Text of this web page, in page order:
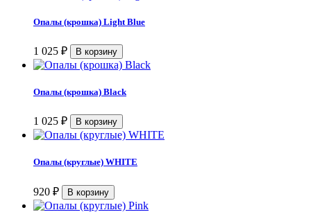
Опалы (крошка) Light Blue
1 025 ₽
Опалы (крошка) Black
1 025 ₽
Опалы (круглые) WHITE
920 ₽